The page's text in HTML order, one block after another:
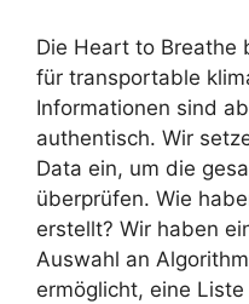
Die Heart to Breathe
für transportable
Informationen sind
authentisch. Wir
Data ein, um die
überprüfen. Wie
erstellt? Wir haben
Auswahl an
ermöglicht, eine